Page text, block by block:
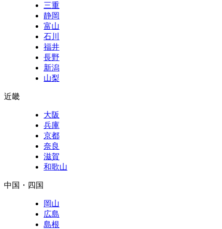
三重
静岡
富山
石川
福井
長野
新潟
山梨
近畿
大阪
兵庫
京都
奈良
滋賀
和歌山
中国・四国
岡山
広島
島根